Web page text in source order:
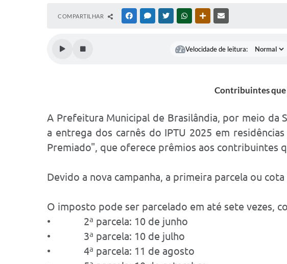
COMPARTILHAR FACEBOOKMESSENGER
TWITTERWHATSAPPOUTRAS MÍDIAS
Velocidade de leitura:
Contribuintes que
A Prefeitura Municipal de Brasilândia, por meio da
a entrega dos carnês do IPTU 2025 em
Premiado", que oferece prêmios aos contribuintes
Devido a nova campanha, a primeira parcela ou
O imposto pode ser parcelado em até sete vezes,
• 2ª parcela: 10 de junho
• 3ª parcela: 10 de julho
• 4ª parcela: 11 de agosto